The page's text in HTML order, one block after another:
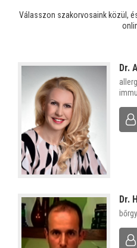
Válasszon szakorvosaink közül,
Dr.
Dr.